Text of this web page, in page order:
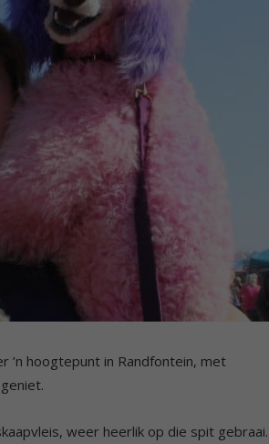
’n hoogtepunt in Randfontein, met
weer heerlik op die spit gebraai.